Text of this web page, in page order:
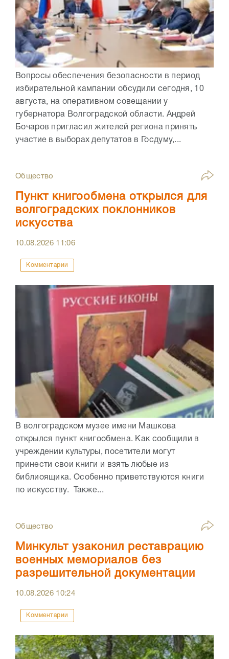
Вопросы обеспечения безопасности в период
избирательной кампании обсудили сегодня, 10
августа, на оперативном совещании у
губернатора Волгоградской области. Андрей
Бочаров пригласил жителей региона принять
участие в выборах депутатов в Госдуму,...
Общество
Пункт книгообмена открылся для
волгоградских поклонников
искусства
10.08.2026 11:06
Комментарии
В волгоградском музее имени Машкова
открылся пункт книгообмена. Как сообщили в
учреждении культуры, посетители могут
принести свои книги и взять любые из
библиоящика. Особенно приветствуются книги
по искусству. Также...
Общество
Минкульт узаконил реставрацию
военных мемориалов без
разрешительной документации
10.08.2026 10:24
Комментарии